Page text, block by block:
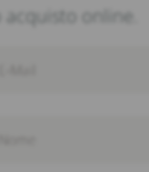
online.